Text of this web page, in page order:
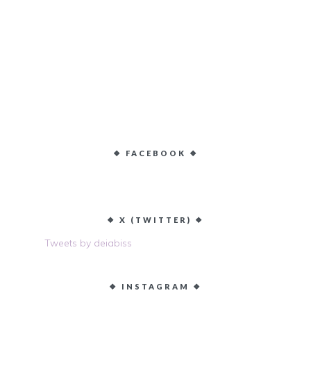
❖ FACEBOOK ❖
❖ X (TWITTER) ❖
Tweets by deiabiss
❖ INSTAGRAM ❖